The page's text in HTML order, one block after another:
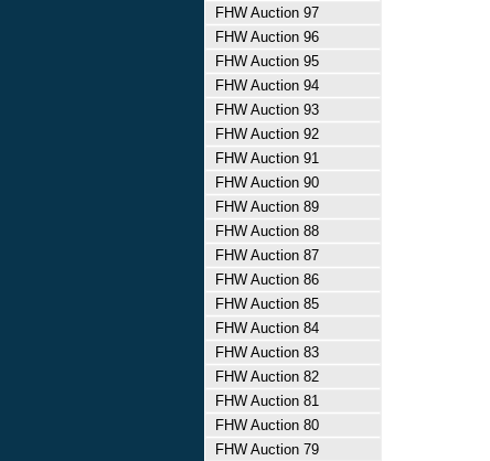
FHW Auction 97
FHW Auction 96
FHW Auction 95
FHW Auction 94
FHW Auction 93
FHW Auction 92
FHW Auction 91
FHW Auction 90
FHW Auction 89
FHW Auction 88
FHW Auction 87
FHW Auction 86
FHW Auction 85
FHW Auction 84
FHW Auction 83
FHW Auction 82
FHW Auction 81
FHW Auction 80
FHW Auction 79